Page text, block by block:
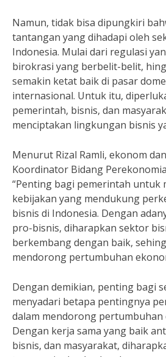
Namun, tidak bisa dipungkiri
tantangan yang dihadapi oleh
Indonesia. Mulai dari regulasi
birokrasi yang berbelit-belit,
semakin ketat baik di pasar
internasional. Untuk itu,
pemerintah, bisnis, dan
menciptakan lingkungan bisnis
Menurut Rizal Ramli, ekonom
Koordinator Bidang
“Penting bagi pemerintah untuk
kebijakan yang mendukung
bisnis di Indonesia. Dengan
pro-bisnis, diharapkan sektor
berkembang dengan baik,
mendorong pertumbuhan
Dengan demikian, penting bagi
menyadari betapa pentingnya
dalam mendorong pertumbuhan
Dengan kerja sama yang baik
bisnis, dan masyarakat,